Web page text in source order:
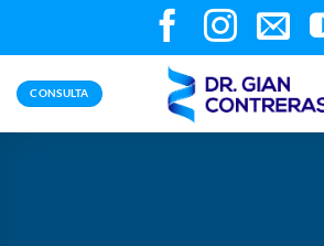
CONSULTA